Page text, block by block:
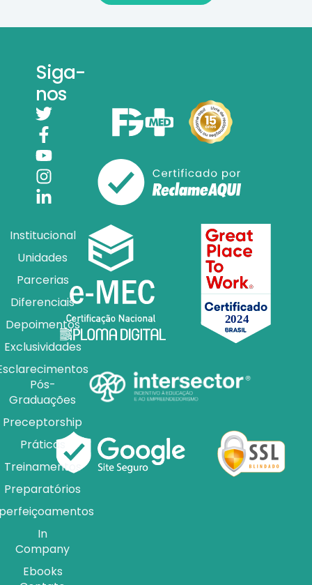
Siga-
nos
Institucional
Unidades
Parcerias
Diferenciais
Depoimentos
Exclusividades
Pós-
Graduações
Preceptorship
Práticas
Treinamentos
Preparatórios
In
Company
Ebooks